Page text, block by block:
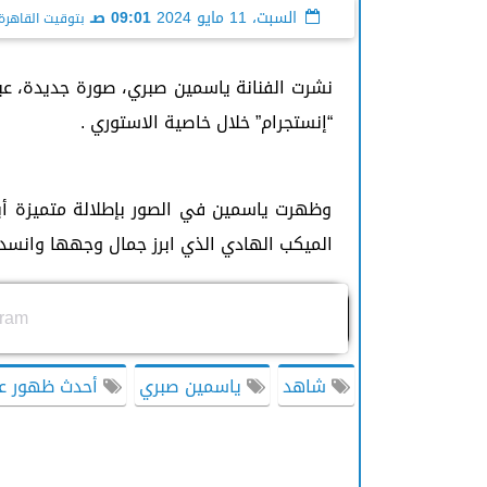
السبت، 11 مايو 2024 09:01 صـ بتوقيت
نشرت الفنانة ياسمين صبري، صورة جديدة،
“إنستجرام” خلال خاصية الاستوري .
وظهرت ياسمين في الصور بإطلالة متميزة
الميكب الهادي الذي ابرز جمال وجهها
شاهد ياسمين صبري أحدث ظهور